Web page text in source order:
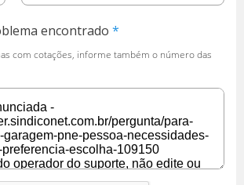
encontrado
com cotações, informe também o número das